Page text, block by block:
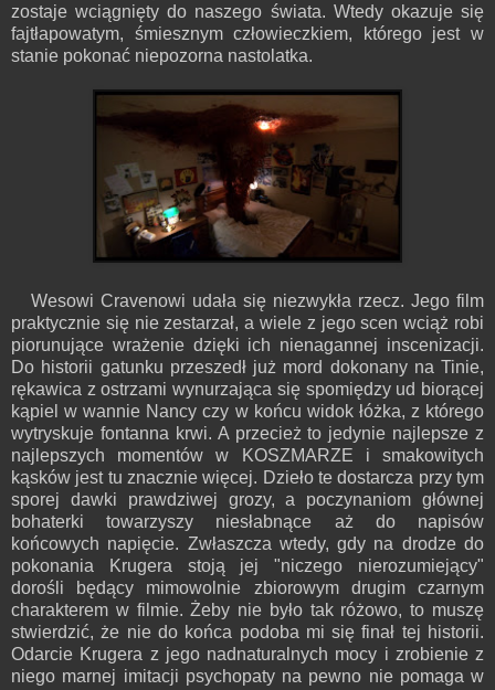
zostaje wciągnięty do naszego świata. Wtedy okazuje się
fajtłapowatym, śmiesznym człowieczkiem, którego jest w
stanie pokonać niepozorna nastolatka.
Wesowi Cravenowi udała się niezwykła rzecz. Jego film
praktycznie się nie zestarzał, a wiele z jego scen wciąż robi
piorunujące wrażenie dzięki ich nienagannej inscenizacji.
Do historii gatunku przeszedł już mord dokonany na Tinie,
rękawica z ostrzami wynurzająca się spomiędzy ud biorącej
kąpiel w wannie Nancy czy w końcu widok łóżka, z którego
wytryskuje fontanna krwi. A przecież to jedynie najlepsze z
najlepszych momentów w KOSZMARZE i smakowitych
kąsków jest tu znacznie więcej. Dzieło te dostarcza przy tym
sporej dawki prawdziwej grozy, a poczynaniom głównej
bohaterki towarzyszy niesłabnące aż do napisów
końcowych napięcie. Zwłaszcza wtedy, gdy na drodze do
pokonania Krugera stoją jej "niczego nierozumiejący"
dorośli będący mimowolnie zbiorowym drugim czarnym
charakterem w filmie. Żeby nie było tak różowo, to muszę
stwierdzić, że nie do końca podoba mi się finał tej historii.
Odarcie Krugera z jego nadnaturalnych mocy i zrobienie z
niego marnej imitacji psychopaty na pewno nie pomaga w